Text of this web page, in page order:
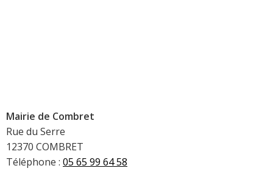
Mairie de Combret
Rue du Serre
12370 COMBRET
Téléphone : 05 65 99 64 58